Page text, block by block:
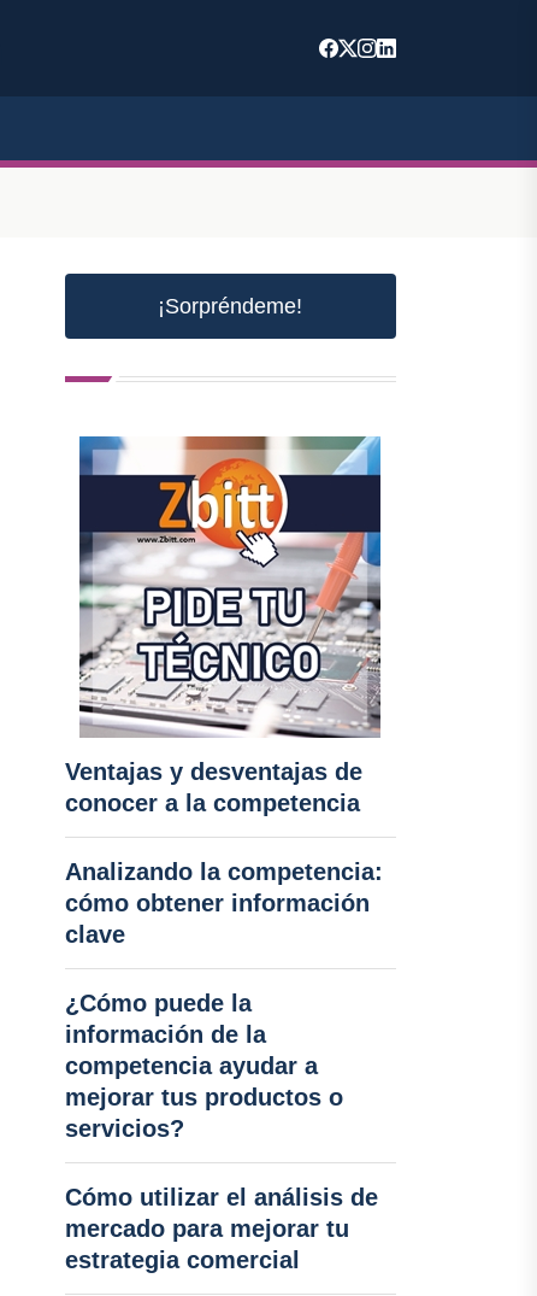
¡Sorpréndeme!
Ventajas y desventajas de
conocer a la competencia
Analizando la competencia:
cómo obtener información
clave
¿Cómo puede la
información de la
competencia ayudar a
mejorar tus productos o
servicios?
Cómo utilizar el análisis de
mercado para mejorar tu
estrategia comercial